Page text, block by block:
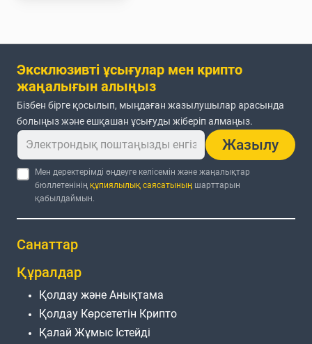
Эксклюзивті ұсығулар мен крипто
жаңалығын алыңыз
Бізбен бірге қосылып, мыңдаған жазылушылар арасында
болыңыз және ешқашан ұсығуды жіберіп алмаңыз.
Жазылу
Мен деректерімді өңдеуге келісемін және жаңалықтар
бюллетенінің құпиялылық саясатының шарттарын
қабылдаймын.
Санаттар
Құралдар
Қолдау және Анықтама
Қолдау Көрсететін Крипто
Қалай Жұмыс Істейді